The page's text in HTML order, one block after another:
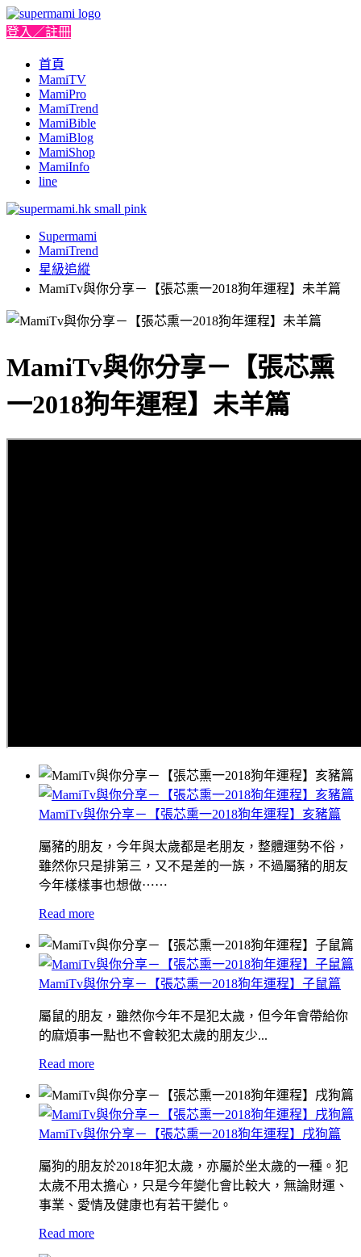
登入／註冊
首頁
MamiTV
MamiPro
MamiTrend
MamiBible
MamiBlog
MamiShop
MamiInfo
line
Supermami
MamiTrend
星級追縱
MamiTv與你分享－【張芯熏一2018狗年運程】未羊篇
MamiTv與你分享－【張芯熏
一2018狗年運程】未羊篇
MamiTv與你分享－【張芯熏一2018狗年運程】亥豬篇
屬豬的朋友，今年與太歲都是老朋友，整體運勢不俗，
雖然你只是排第三，又不是差的一族，不過屬豬的朋友
今年樣樣事也想做⋯⋯
Read more
MamiTv與你分享－【張芯熏一2018狗年運程】子鼠篇
屬鼠的朋友，雖然你今年不是犯太歲，但今年會帶給你
的麻煩事一點也不會較犯太歲的朋友少...
Read more
MamiTv與你分享－【張芯熏一2018狗年運程】戌狗篇
屬狗的朋友於2018年犯太歲，亦屬於坐太歲的一種。犯
太歲不用太擔心，只是今年變化會比較大，無論財運、
事業、愛情及健康也有若干變化。
Read more